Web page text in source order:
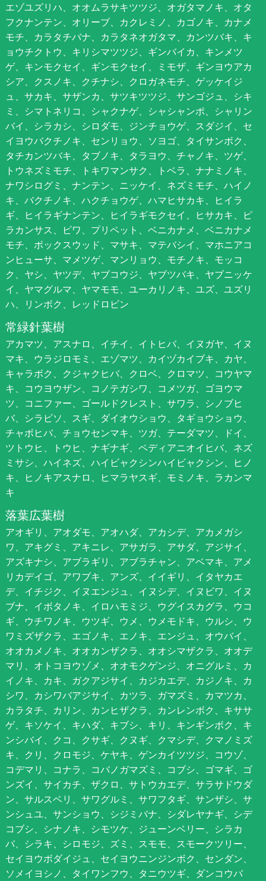
エゾユズリハ、オオムラサキツツジ、オガタマノキ、オタ
フクナンテン、オリーブ、カクレミノ、カゴノキ、カナメ
モチ、カラタチバナ、カラタネオガタマ、カンツバキ、キ
ョウチクトウ、キリシマツツジ、ギンバイカ、キンメツ
ゲ、キンモクセイ、ギンモクセイ、ミモザ、ギンヨウアカ
シア、クスノキ、クチナシ、クロガネモチ、ゲッケイジ
ュ、サカキ、サザンカ、サツキツツジ、サンゴジュ、シキ
ミ、シマトネリコ、シャクナゲ、シャシャンポ、シャリン
バイ、シラカシ、シロダモ、ジンチョウゲ、スダジイ、セ
イヨウバクチノキ、センリョウ、ソヨゴ、タイサンボク、
タチカンツバキ、タブノキ、タラヨウ、チャノキ、ツゲ、
トウネズミモチ、トキワマンサク、トベラ、ナナミノキ、
ナワシログミ、ナンテン、ニッケイ、ネズミモチ、ハイノ
キ、バクチノキ、ハクチョウゲ、ハマヒサカキ、ヒイラ
ギ、ヒイラギナンテン、ヒイラギモクセイ、ヒサカキ、ピ
ラカンサス、ビワ、プリペット、ベニカナメ、ベニカナメ
モチ、ボックスウッド、マサキ、マテバシイ、マホニアコ
ンヒューサ、マメツゲ、マンリョウ、モチノキ、モッコ
ク、ヤシ、ヤツデ、ヤブコウジ、ヤブツバキ、ヤブニッケ
イ、ヤマグルマ、ヤマモモ、ユーカリノキ、ユズ、ユズリ
ハ、リンボク、レッドロビン
常緑針葉樹
アカマツ、アスナロ、イチイ、イトヒバ、イヌガヤ、イヌ
マキ、ウラジロモミ、エゾマツ、カイヅカイブキ、カヤ、
キャラボク、クジャクヒバ、クロベ、クロマツ、コウヤマ
キ、コウヨウザン、コノテガシワ、コメツガ、ゴヨウマ
ツ、コニファー、ゴールドクレスト、サワラ、シノブヒ
バ、シラビソ、スギ、ダイオウショウ、タギョウショウ、
チャボヒバ、チョウセンマキ、ツガ、テーダマツ、ドイ、
ツトウヒ、トウヒ、ナギナギ、ペディアニオイヒバ、ネズ
ミサシ、ハイネズ、ハイビャクシンハイビャクシン、ヒノ
キ、ヒノキアスナロ、ヒマラヤスギ、モミノキ、ラカンマ
キ
落葉広葉樹
アオギリ、アオダモ、アオハダ、アカシデ、アカメガシ
ワ、アキグミ、アキニレ、アサガラ、アサダ、アジサイ、
アズキナシ、アブラギリ、アブラチャン、アベマキ、アメ
リカデイゴ、アワブキ、アンズ、イイギリ、イタヤカエ
デ、イチジク、イヌエンジュ、イヌシデ、イヌビワ、イヌ
ブナ、イボタノキ、イロハモミジ、ウグイスカグラ、ウコ
ギ、ウチワノキ、ウツギ、ウメ、ウメモドキ、ウルシ、ウ
ワミズザクラ、エゴノキ、エノキ、エンジュ、オウバイ、
オオカメノキ、オオカンザクラ、オオシマザクラ、オオデ
マリ、オトコヨウゾメ、オオモクゲンジ、オニグルミ、カ
イノキ、カキ、ガクアジサイ、カジカエデ、カジノキ、カ
シワ、カシワバアジサイ、カツラ、ガマズミ、カマツカ、
カラタチ、カリン、カンヒザクラ、カンレンボク、キササ
ゲ、キソケイ、キハダ、キブシ、キリ、キンギンボク、キ
ンシバイ、クコ、クサギ、クヌギ、クマシデ、クマノミズ
キ、クリ、クロモジ、ケヤキ、ゲンカイツツジ、コウゾ、
コデマリ、コナラ、コバノガマズミ、コブシ、ゴマギ、ゴ
ンズイ、サイカチ、ザクロ、サトウカエデ、サラサドウダ
ン、サルスベリ、サワグルミ、サワフタギ、サンザシ、サ
ンシュユ、サンショウ、シジミバナ、シダレヤナギ、シデ
コブシ、シナノキ、シモツケ、ジューンベリー、シラカ
バ、シラキ、シロモジ、ズミ、スモモ、スモークツリー、
セイヨウボダイジュ、セイヨウニンジンボク、センダン、
ソメイヨシノ、タイワンフウ、タニウツギ、ダンコウバ